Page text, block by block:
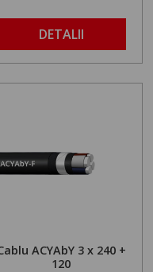
DETALII
ACYAbY 3 x 240 +
120